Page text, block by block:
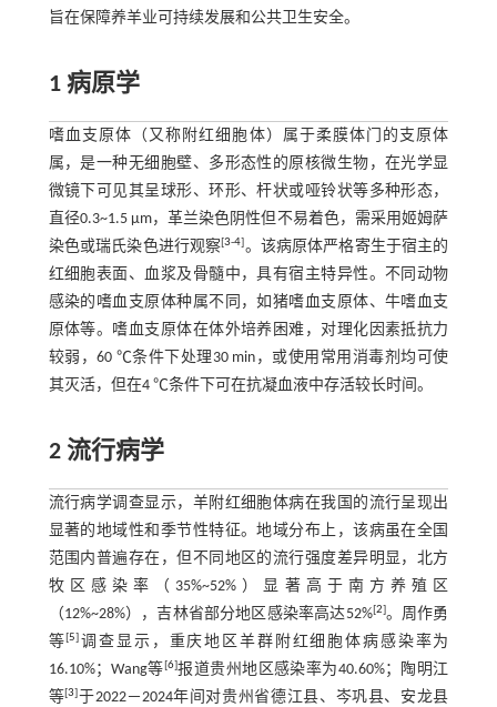
旨在保障养羊业可持续发展和公共卫生安全。
1 病原学
嗜血支原体（又称附红细胞体）属于柔膜体门的支原体
属，是一种无细胞壁、多形态性的原核微生物，在光学显
微镜下可见其呈球形、环形、杆状或哑铃状等多种形态，
直径0.3~1.5 μm，革兰染色阴性但不易着色，需采用姬姆萨
染色或瑞氏染色进行观察[3-4]。该病原体严格寄生于宿主的
红细胞表面、血浆及骨髓中，具有宿主特异性。不同动物
感染的嗜血支原体种属不同，如猪嗜血支原体、牛嗜血支
原体等。嗜血支原体在体外培养困难，对理化因素抵抗力
较弱，60 ℃条件下处理30 min，或使用常用消毒剂均可使
其灭活，但在4 ℃条件下可在抗凝血液中存活较长时间。
2 流行病学
流行病学调查显示，羊附红细胞体病在我国的流行呈现出
显著的地域性和季节性特征。地域分布上，该病虽在全国
范围内普遍存在，但不同地区的流行强度差异明显，北方
牧区感染率（35%~52%）显著高于南方养殖区
（12%~28%），吉林省部分地区感染率高达52%[2]。周作勇
等[5] 调查显示，重庆地区羊群附红细胞体病感染率为
16.10%；Wang等[6]报道贵州地区感染率为40.60%；陶明江
等[3]于2022－2024年间对贵州省德江县、岑巩县、安龙县